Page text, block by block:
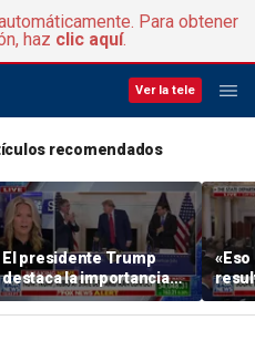
Para obtener
haz clic aquí.
Ver la tele
recomendados
El presidente Trump
destaca la importancia
de los minerales críticos
«Eso